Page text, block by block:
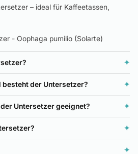
– ideal für Kaffeetassen,
- Oophaga pumilio (Solarte)
✦
der Untersetzer? ✦
Untersetzer geeignet? ✦
✦
✦